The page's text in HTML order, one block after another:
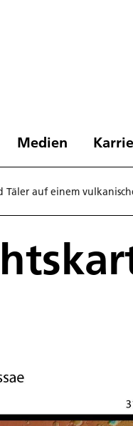
Medien
Täler auf einem